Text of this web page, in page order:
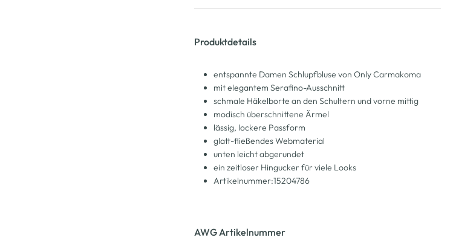
Produktdetails
entspannte Damen Schlupfbluse von Only Carmakoma
mit elegantem Serafino-Ausschnitt
schmale Häkelborte an den Schultern und vorne mittig
modisch überschnittene Ärmel
lässig, lockere Passform
glatt-fließendes Webmaterial
unten leicht abgerundet
ein zeitloser Hingucker für viele Looks
Artikelnummer:15204786
AWG Artikelnummer